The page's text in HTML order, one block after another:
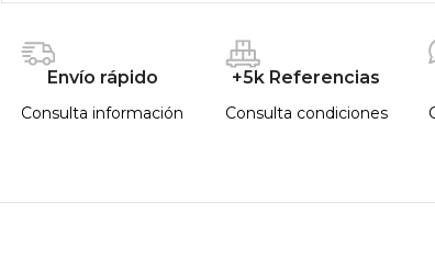
Envío rápido
Consulta información
+5k Referencias
Consulta condiciones